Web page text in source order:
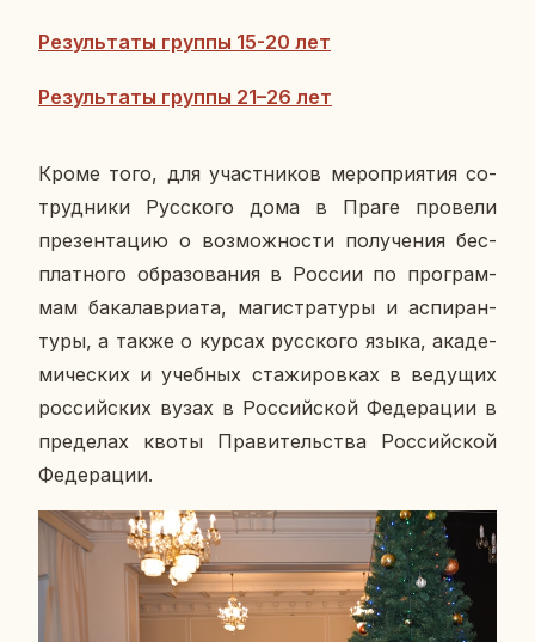
Ре­зуль­та­ты группы 15-20 лет
Ре­зуль­та­ты группы 21–26 лет
Кроме того, для участ­ни­ков ме­ро­при­я­тия со­
труд­ни­ки Рус­ско­го дома в Праге про­ве­ли
пре­зен­та­цию о воз­мож­но­сти по­лу­че­ния бес­
плат­но­го об­ра­зо­ва­ния в России по про­грам­
мам ба­ка­лаври­а­та, ма­ги­стра­ту­ры и ас­пи­ран­
ту­ры, а также о курсах рус­ско­го языка, ака­де­
ми­че­ских и учеб­ных ста­жи­ров­ках в ве­ду­щих
рос­сий­ских вузах в Рос­сий­ской Фе­де­ра­ции в
пре­де­лах квоты Пра­ви­тель­ства Рос­сий­ской
Фе­де­ра­ции.